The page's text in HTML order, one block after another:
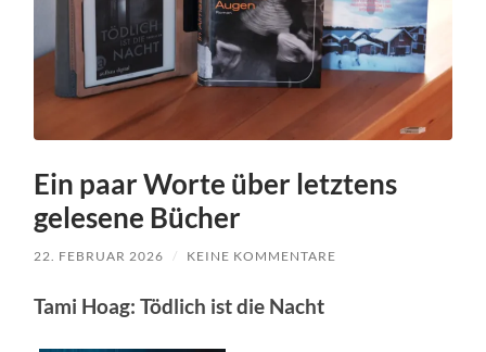
Ein paar Worte über letztens
gelesene Bücher
22. FEBRUAR 2026 / KEINE KOMMENTARE
Tami Hoag: Tödlich ist die Nacht